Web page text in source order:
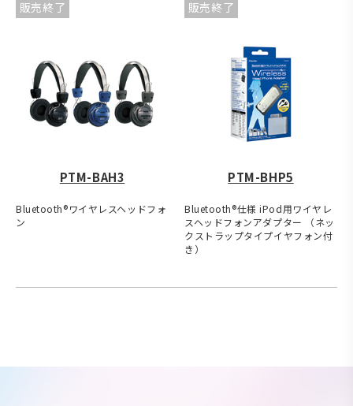
販売終了
PTM-BAH3
Bluetooth®ワイヤレスヘッドフォ
ン
販売終了
PTM-BHP5
Bluetooth®仕様 iPod用ワイヤレ
スヘッドフォンアダプター （ネッ
クストラップタイプイヤフォン付
き）